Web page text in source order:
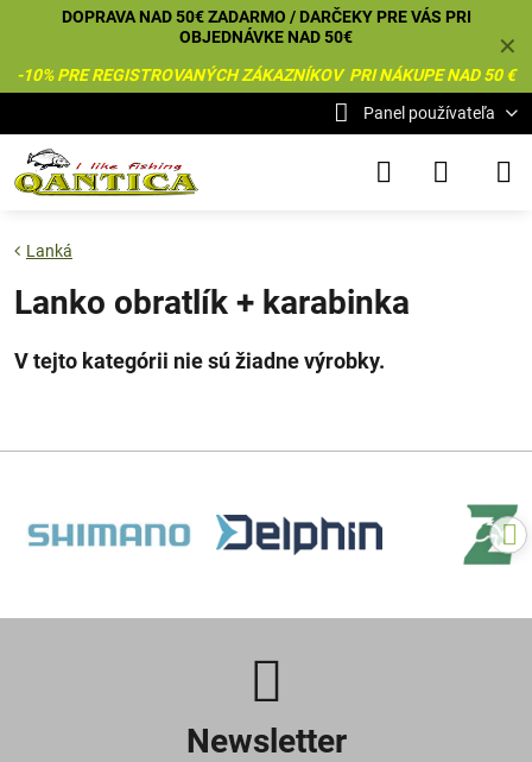
✕
DOPRAVA NAD 50€ ZADARMO / DARČEKY PRE VÁS PRI
OBJEDNÁVKE NAD 50€
-10% PRE REGISTROVANÝCH ZÁKAZNÍKOV PRI NÁKUPE NAD 50 €
Panel používateľa
Lanká
Lanko obratlík + karabinka
Newsletter